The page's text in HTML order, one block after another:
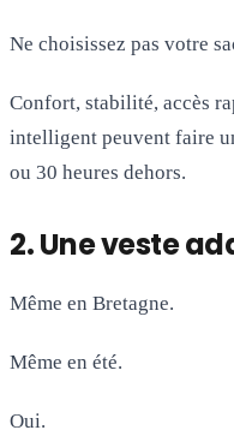
Ne choisissez pas votre
Confort, stabilité, accès
intelligent peuvent faire
ou 30 heures dehors.
2. Une veste
Même en Bretagne.
Même en été.
Oui.